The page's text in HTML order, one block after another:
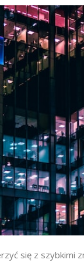
się z szybkimi